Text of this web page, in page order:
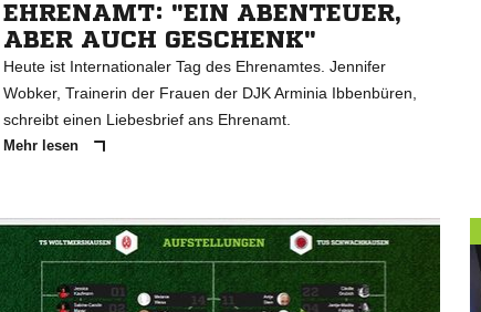
EHRENAMT: "EIN ABENTEUER,
ABER AUCH GESCHENK"
Heute ist Internationaler Tag des Ehrenamtes. Jennifer
Wobker, Trainerin der Frauen der DJK Arminia Ibbenbüren,
schreibt einen Liebesbrief ans Ehrenamt.
Mehr lesen